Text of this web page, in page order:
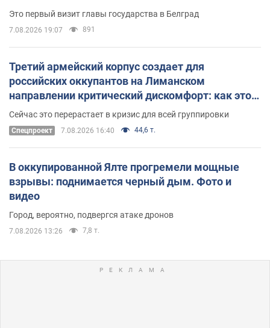
Это первый визит главы государства в Белград
7.08.2026 19:07 891
Третий армейский корпус создает для
российских оккупантов на Лиманском
направлении критический дискомфорт: как это
удалось
Сейчас это перерастает в кризис для всей группировки
Спецпроект 7.08.2026 16:40 44,6 т.
В оккупированной Ялте прогремели мощные
взрывы: поднимается черный дым. Фото и
видео
Город, вероятно, подвергся атаке дронов
7.08.2026 13:26 7,8 т.